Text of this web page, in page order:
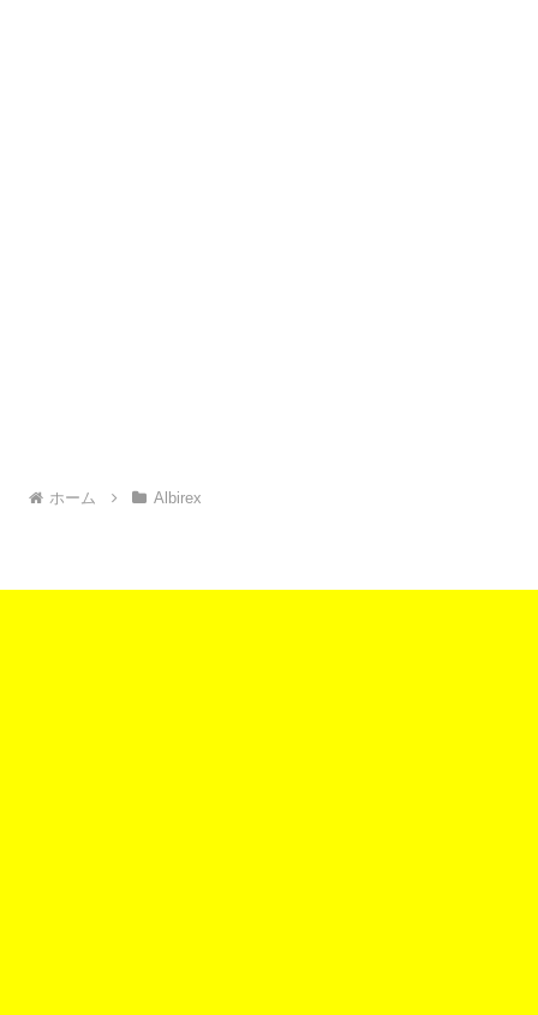
ホーム Albirex